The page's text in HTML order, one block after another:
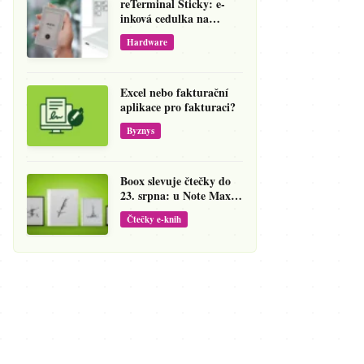
reTerminal Sticky: e-
inková cedulka na
ledničku, která přepíše
váš hlas na vzkaz
Hardware
Excel nebo fakturační
aplikace pro fakturaci?
Byznys
Boox slevuje čtečky do
23. srpna: u Note Maxu
jde cena dolů o 138 eur
Čtečky e-knih